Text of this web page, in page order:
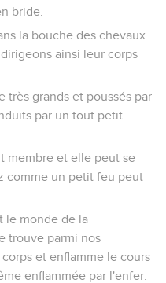
bride.
la bouche des chevaux
ainsi leur corps
très grands et poussés par
par un tout petit
membre et elle peut se
comme un petit feu peut
le monde de la
trouve parmi nos
et enflamme le cours
enflammée par l'enfer.